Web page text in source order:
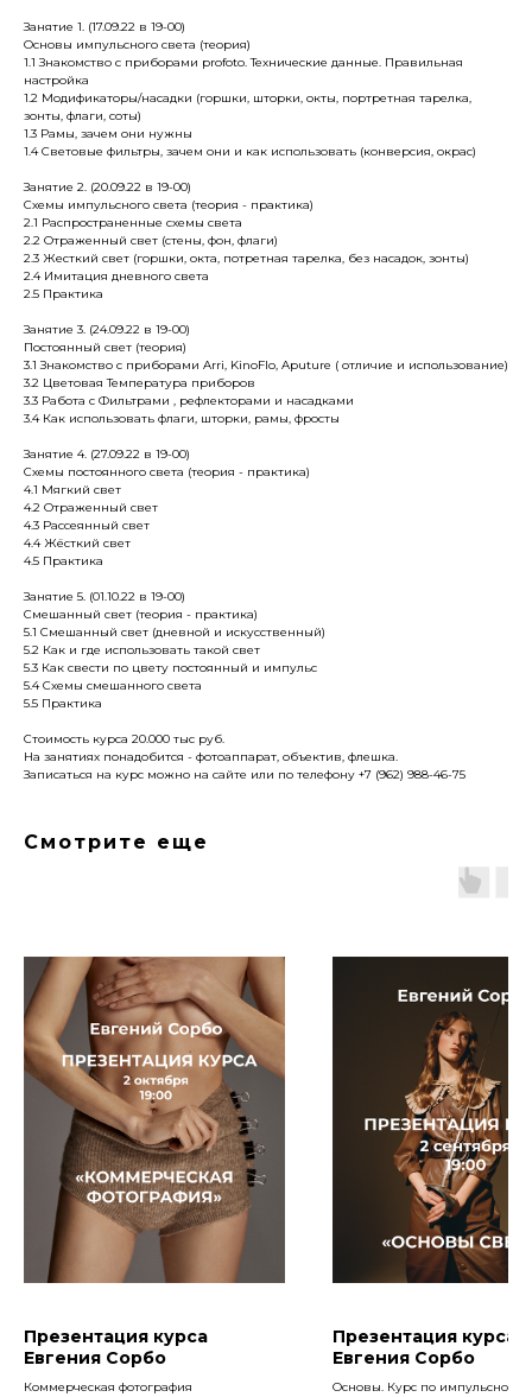
Занятие 1. (17.09.22 в 19-00)
Основы импульсного света (теория)
1.1 Знакомство с приборами profoto. Технические данные. Правильная
настройка
1.2 Модификаторы/насадки (горшки, шторки, окты, портретная тарелка,
зонты, флаги, соты)
1.3 Рамы, зачем они нужны
1.4 Световые фильтры, зачем они и как использовать (конверсия, окрас)
Занятие 2. (20.09.22 в 19-00)
Схемы импульсного света (теория - практика)
2.1 Распространенные схемы света
2.2 Отраженный свет (стены, фон, флаги)
2.3 Жесткий свет (горшки, окта, потретная тарелка, без насадок, зонты)
2.4 Имитация дневного света
2.5 Практика
Занятие 3. (24.09.22 в 19-00)
Постоянный свет (теория)
3.1 Знакомство с приборами Arri, KinoFlo, Aputure ( отличие и использование)
3.2 Цветовая Температура приборов
3.3 Работа с Фильтрами , рефлекторами и насадками
3.4 Как использовать флаги, шторки, рамы, фросты
Занятие 4. (27.09.22 в 19-00)
Схемы постоянного света (теория - практика)
4.1 Мягкий свет
4.2 Отраженный свет
4.3 Рассеянный свет
4.4 Жёсткий свет
4.5 Практика
Занятие 5. (01.10.22 в 19-00)
Смешанный свет (теория - практика)
5.1 Смешанный свет (дневной и искусственный)
5.2 Как и где использовать такой свет
5.3 Как свести по цвету постоянный и импульс
5.4 Схемы смешанного света
5.5 Практика
Стоимость курса 20.000 тыс руб.
На занятиях понадобится - фотоаппарат, объектив, флешка.
Записаться на курс можно на сайте или по телефону +7 (962) 988-46-75
Смотрите еще
Презентация курса
Евгения Сорбо
Коммерческая фотография
Презентация курса
Евгения Сорбо
Основы. Курс по импульсному